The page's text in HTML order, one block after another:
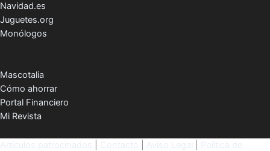
Navidad.es
Juguetes.org
Monólogos
Mascotalia
Cómo ahorrar
Portal Financiero
Mi Revista